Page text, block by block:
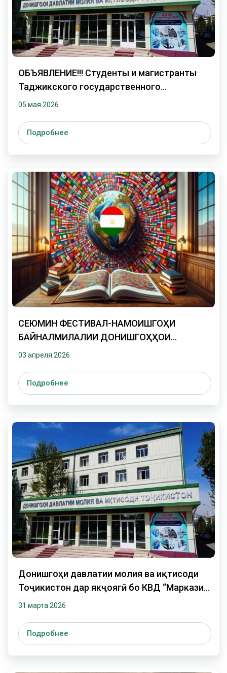
ОБЪЯВЛЕНИЕ!!! Студенты и магистранты
Таджикского государственного
финансово-экономического университета
05 мая 2026
Подробнее
СЕЮМИН ФЕСТИВАЛ-НАМОИШГОҲИ
БАЙНАЛМИЛАЛИИ ДОНИШГОҲҲОИ
ДАВЛАТҲОИ ХОРИҶӢ ДАР ҶУМҲУРИИ
03 апреля 2026
Подробнее
Донишгоҳи давлатии молия ва иқтисоди
Тоҷикистон дар якҷоягӣ бо КВД “Маркази
рақамикунонии соҳаи нақлиёт” - и
мақсади иҷрои ...
31 марта 2026
Подробнее